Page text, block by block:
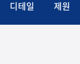
디테일 제원